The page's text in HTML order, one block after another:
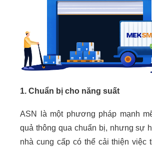
1. Chuẩn bị cho năng suất
ASN là một phương pháp mạnh
quả thông qua chuẩn bị, nhưng sự
nhà cung cấp có thể cải thiện việc